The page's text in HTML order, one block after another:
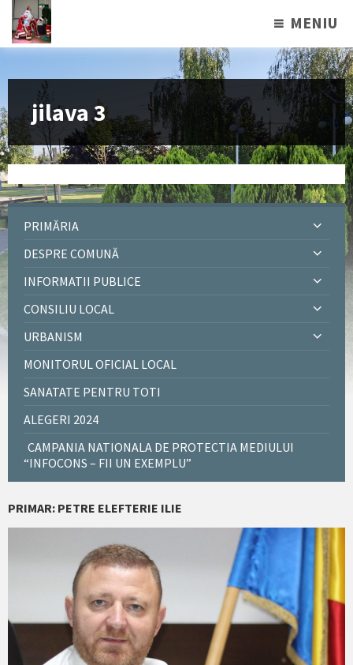
MENIU
jilava 3
PRIMĂRIA
DESPRE COMUNĂ
INFORMATII PUBLICE
CONSILIU LOCAL
URBANISM
MONITORUL OFICIAL LOCAL
SANATATE PENTRU TOTI
ALEGERI 2024
CAMPANIA NATIONALA DE PROTECTIA MEDIULUI
“INFOCONS – FII UN EXEMPLU”
PRIMAR: PETRE ELEFTERIE ILIE